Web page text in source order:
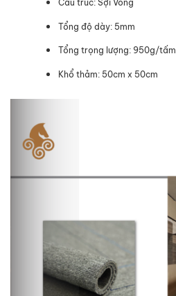
Cấu trúc: Sợi Vòng
Tổng độ dày: 5mm
Tổng trọng lượng: 950g/tấm
Khổ thảm: 50cm x 50cm